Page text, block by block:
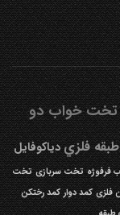
تخت خواب دو
فلزيدیاکوفایل
فرفوژه تخت سربازی تخت
فلزی کمد دوار کمد رختکن